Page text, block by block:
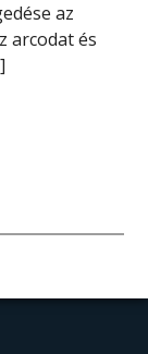
az
arcodat és